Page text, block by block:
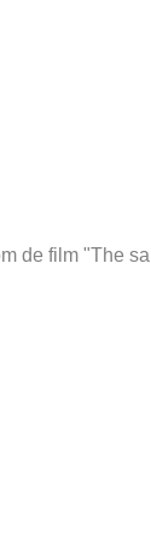
de film "The